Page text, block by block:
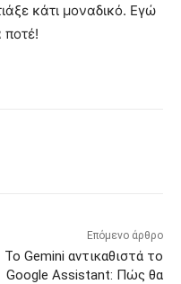
κάτι μοναδικό. Εγώ
ποτέ!
Επόμενο άρθρο
Το Gemini αντικαθιστά το
Google Assistant: Πώς θα